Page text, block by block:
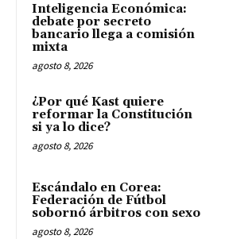
Inteligencia Económica:
debate por secreto
bancario llega a comisión
mixta
agosto 8, 2026
¿Por qué Kast quiere
reformar la Constitución
si ya lo dice?
agosto 8, 2026
Escándalo en Corea:
Federación de Fútbol
sobornó árbitros con sexo
agosto 8, 2026